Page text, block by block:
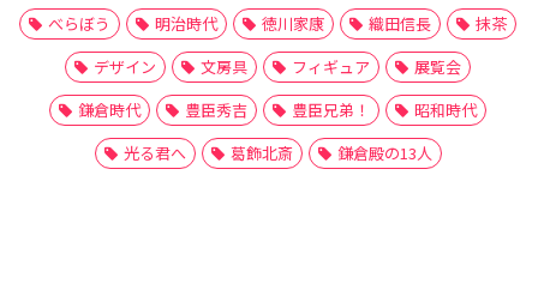
べらぼう
明治時代 徳川家康 織田信長
抹茶
デザイン
文房具 フィギュア
展覧会
鎌倉時代
豊臣秀吉 豊臣兄弟！
昭和時代
光る君へ
葛飾北斎 鎌倉殿の13人